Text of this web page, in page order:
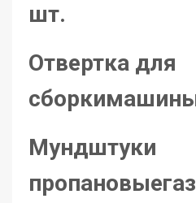
шт.
Отвертка для
Мундштуки